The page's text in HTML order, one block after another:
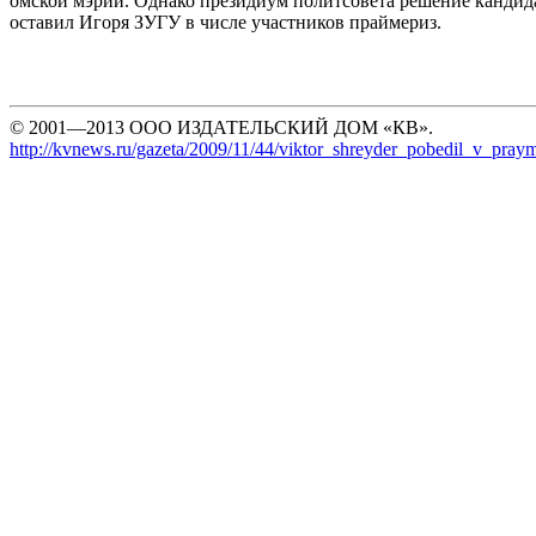
оставил Игоря ЗУГУ в числе участников праймериз.
© 2001—2013 ООО ИЗДАТЕЛЬСКИЙ ДОМ «КВ».
http://kvnews.ru/gazeta/2009/11/44/